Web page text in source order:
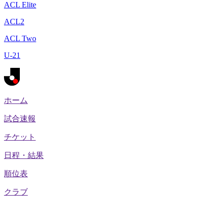
ACL Elite
ACL2
ACL Two
U-21
ホーム
試合速報
チケット
日程・結果
順位表
クラブ